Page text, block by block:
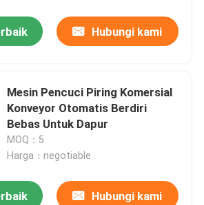
Hubungi kami
Mesin Pencuci Piring Komersial
Konveyor Otomatis Berdiri
Bebas Untuk Dapur
MOQ：5
Harga：negotiable
Hubungi kami